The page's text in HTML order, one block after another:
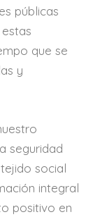
públicas
que se
y
seguridad
social
integral
positivo en